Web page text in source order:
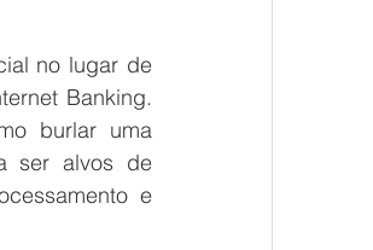
no lugar de
Banking.
burlar uma
ser alvos de
e